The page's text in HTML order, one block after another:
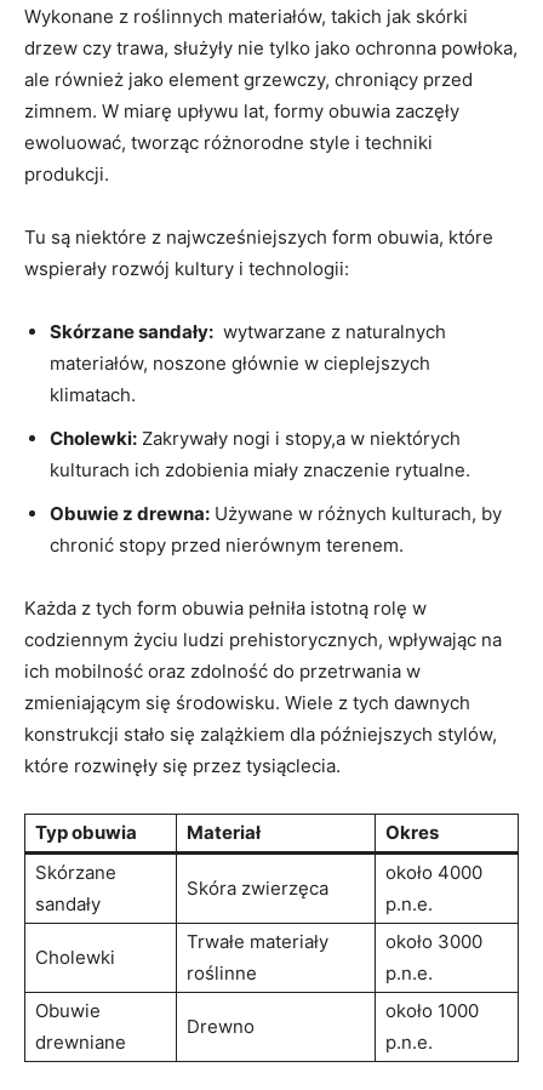
Wykonane z roślinnych materiałów, takich⁢ jak skórki⁢
drzew czy⁤ trawa, służyły nie tylko ⁤jako‌ ochronna powłoka,
ale ⁢również jako‌ element grzewczy, chroniący przed​
zimnem. W miarę ‌upływu lat, formy obuwia zaczęły
ewoluować, tworząc ⁤różnorodne ⁣style ⁣i techniki
produkcji.
Tu są niektóre​ z najwcześniejszych form obuwia, które
wspierały rozwój kultury i ‌technologii:
Skórzane sandały: ​ wytwarzane z naturalnych
materiałów, noszone głównie ‍w cieplejszych
klimatach.
Cholewki: Zakrywały nogi⁢ i stopy,a w niektórych
kulturach ich zdobienia ⁤miały znaczenie‌ rytualne.
Obuwie z drewna: Używane​ w różnych⁤ kulturach,⁣ by
chronić stopy przed nierównym terenem.
Każda z tych form obuwia pełniła istotną ⁣rolę w
codziennym życiu ludzi prehistorycznych, wpływając ⁢na
ich⁤ mobilność oraz zdolność do przetrwania w
zmieniającym się‌ środowisku. Wiele z tych dawnych
konstrukcji ‌stało się zalążkiem dla późniejszych stylów,
które rozwinęły⁤ się przez tysiąclecia.
Typ obuwia Materiał
Okres
Skórzane
sandały
Skóra zwierzęca
około 4000 ​
p.n.e.
Cholewki
Trwałe materiały‍
roślinne
około 3000⁣
p.n.e.
Obuwie
drewniane
Drewno
około⁤ 1000‌
p.n.e.